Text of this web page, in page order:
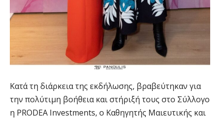
Κατά τη διάρκεια της εκδήλωσης, βραβεύτηκαν για
την πολύτιμη βοήθεια και στήριξή τους στο Σύλλογο
η PRODEA Investments, ο Καθηγητής Μαιευτικής και